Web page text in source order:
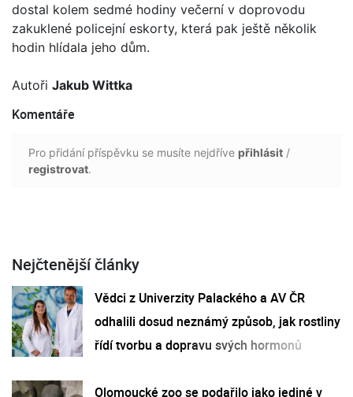
dostal kolem sedmé hodiny večerní v doprovodu
zakuklené policejní eskorty, která pak ještě několik
hodin hlídala jeho dům.
Autoři Jakub Wittka
Komentáře
Pro přidání příspěvku se musíte nejdříve přihlásit /
registrovat.
Nejčtenější články
Vědci z Univerzity Palackého a AV ČR
odhalili dosud neznámý způsob, jak rostliny
řídí tvorbu a dopravu svých hormonů
Olomoucké zoo se podařilo jako jediné v